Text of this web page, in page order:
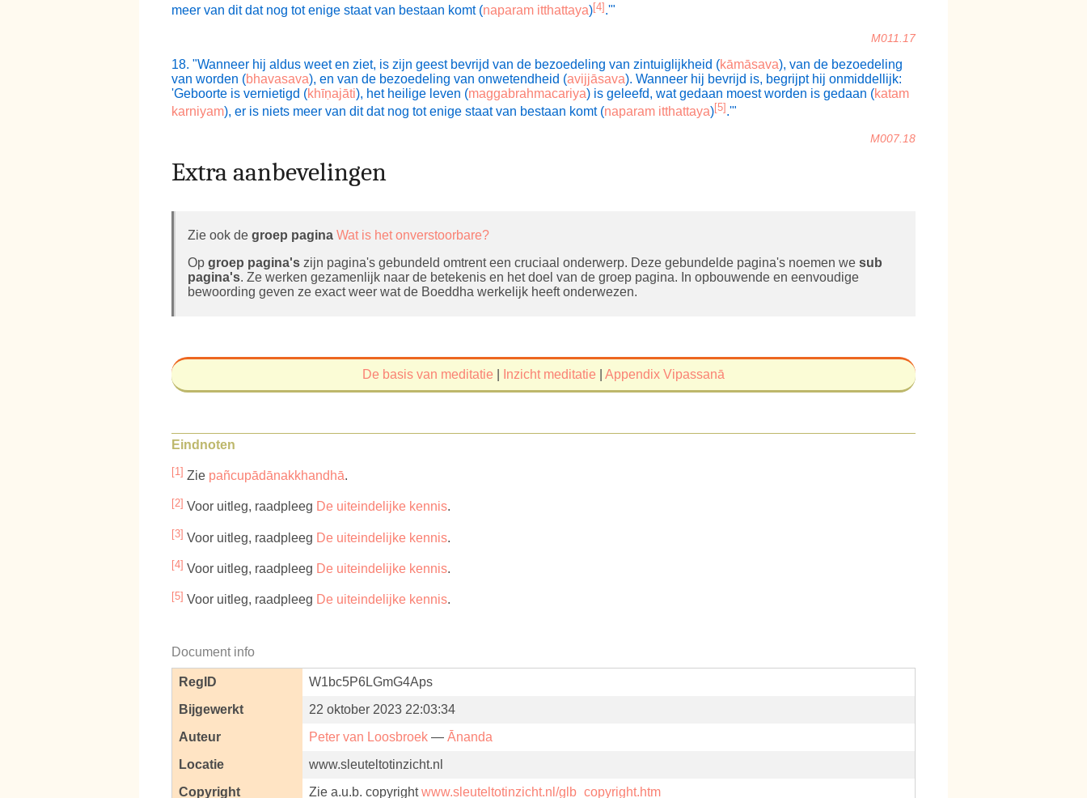
meer van dit dat nog tot enige staat van bestaan komt (naparam itthattaya)[4].'"
M011.17
18. "Wanneer hij aldus weet en ziet, is zijn geest bevrijd van de bezoedeling van zintuiglijkheid (kāmāsava), van de bezoedeling
van worden (bhavasava), en van de bezoedeling van onwetendheid (avijjāsava). Wanneer hij bevrijd is, begrijpt hij onmiddellijk:
'Geboorte is vernietigd (khīṇajāti), het heilige leven (maggabrahmacariya) is geleefd, wat gedaan moest worden is gedaan (katam
karniyam), er is niets meer van dit dat nog tot enige staat van bestaan komt (naparam itthattaya)[5].'"
M007.18
Extra aanbevelingen
Zie ook de groep pagina Wat is het onverstoorbare?
Op groep pagina's zijn pagina's gebundeld omtrent een cruciaal onderwerp. Deze gebundelde pagina's noemen we sub
pagina's. Ze werken gezamenlijk naar de betekenis en het doel van de groep pagina. In opbouwende en eenvoudige
bewoording geven ze exact weer wat de Boeddha werkelijk heeft onderwezen.
De basis van meditatie Inzicht meditatie Appendix Vipassanā
Eindnoten
[1] Zie pañcupādānakkhandhā.
[2] Voor uitleg, raadpleeg De uiteindelijke kennis.
[3] Voor uitleg, raadpleeg De uiteindelijke kennis.
[4] Voor uitleg, raadpleeg De uiteindelijke kennis.
[5] Voor uitleg, raadpleeg De uiteindelijke kennis.
Document info
RegID
W1bc5P6LGmG4Aps
Bijgewerkt
22 oktober 2023 22:03:34
Auteur
Peter van Loosbroek — Ānanda
Locatie
www.sleuteltotinzicht.nl
Copyright
Zie a.u.b. copyrightwww.sleuteltotinzicht.nl/glb_copyright.htm